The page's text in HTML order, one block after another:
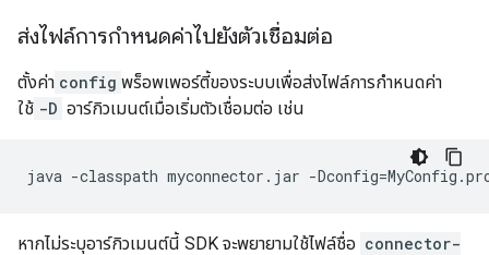
ส่งไฟล์การกำหนดค่าไปยังตัวเชื่อมต่อ
ตั้งค่า config พร็อพเพอร์ตี้ของระบบเพื่อส่งไฟล์การกำหนดค่า
ใช้ -D อาร์กิวเมนต์เมื่อเริ่มตัวเชื่อมต่อ เช่น
java -classpath myconnector.jar -Dconfig=
หากไม่ระบุอาร์กิวเมนต์นี้ SDK จะพยายามใช้ไฟล์ชื่อ connector-